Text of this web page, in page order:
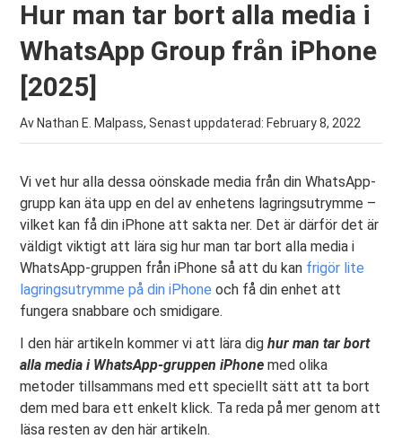
Hur man tar bort alla media i
WhatsApp Group från iPhone
[2025]
Av Nathan E. Malpass, Senast uppdaterad: February 8, 2022
Vi vet hur alla dessa oönskade media från din WhatsApp-
grupp kan äta upp en del av enhetens lagringsutrymme –
vilket kan få din iPhone att sakta ner. Det är därför det är
väldigt viktigt att lära sig hur man tar bort alla media i
WhatsApp-gruppen från iPhone så att du kan frigör lite
lagringsutrymme på din iPhone och få din enhet att
fungera snabbare och smidigare.
I den här artikeln kommer vi att lära dighur man tar bort
alla media i WhatsApp-gruppen iPhone med olika
metoder tillsammans med ett speciellt sätt att ta bort
dem med bara ett enkelt klick. Ta reda på mer genom att
läsa resten av den här artikeln.